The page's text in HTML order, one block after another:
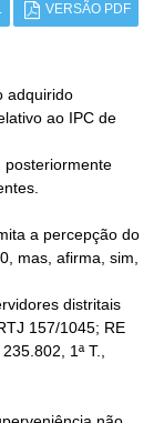
VERSÃO PDF
adquirido